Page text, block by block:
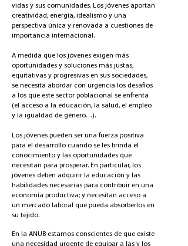
vidas y sus comunidades. Los jóvenes aportan
creatividad, energía, idealismo y una
perspectiva única y renovada a cuestiones de
importancia internacional.
A medida que los jóvenes exigen más
oportunidades y soluciones más justas,
equitativas y progresivas en sus sociedades,
se necesita abordar con urgencia los desafíos
a los que este sector poblacional se enfrenta
(el acceso a la educación, la salud, el empleo
y la igualdad de género…).
Los jóvenes pueden ser una fuerza positiva
para el desarrollo cuando se les brinda el
conocimiento y las oportunidades que
necesitan para prosperar. En particular, los
jóvenes deben adquirir la educación y las
habilidades necesarias para contribuir en una
economía productiva; y necesitan acceso a
un mercado laboral que pueda absorberlos en
su tejido.
En la ANUB estamos conscientes de que existe
una necesidad urgente de equipar a las y los